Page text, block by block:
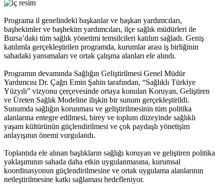
Programa il genelindeki başkanlar ve başkan yardımcıları,
başhekimler ve başhekim yardımcıları, ilçe sağlık müdürleri ile
Bursa’daki tüm sağlık yönetimi temsilcileri katılım sağladı. Geniş
katılımla gerçekleştirilen programda, kurumlar arası iş birliğinin
sahadaki yansımaları ve ortak çalışma alanları ele alındı.
Programın devamında Sağlığın Geliştirilmesi Genel Müdür
Yardımcısı Dr. Çağrı Emin Şahin tarafından, “Sağlıklı Türkiye
Yüzyılı” vizyonu çerçevesinde ortaya konulan Koruyan, Geliştiren
ve Üreten Sağlık Modeline ilişkin bir sunum gerçekleştirildi.
Sunumda sağlığın korunması ve geliştirilmesinin tüm politika
alanlarına entegre edilmesi, birey ve toplum düzeyinde sağlıklı
yaşam kültürünün güçlendirilmesi ve çok paydaşlı yönetişim
anlayışının önemi vurgulandı.
Toplantıda ele alınan başlıkların sağlığı koruyan ve geliştiren politika
yaklaşımının sahada daha etkin uygulanmasına, kurumsal
koordinasyonun güçlendirilmesine ve ortak uygulama alanlarının
netleştirilmesine katkı sağlaması hedefleniyor.